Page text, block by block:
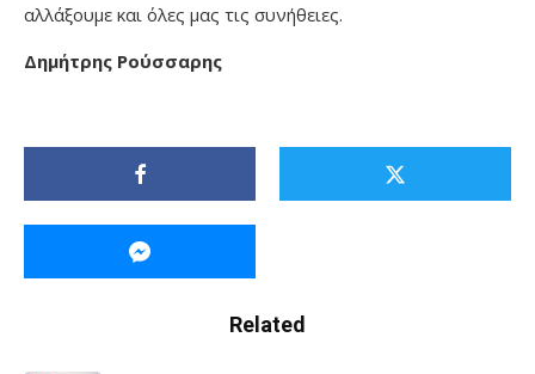
αλλάξουμε και όλες μας τις συνήθειες.
Δημήτρης Ρούσσαρης
Related